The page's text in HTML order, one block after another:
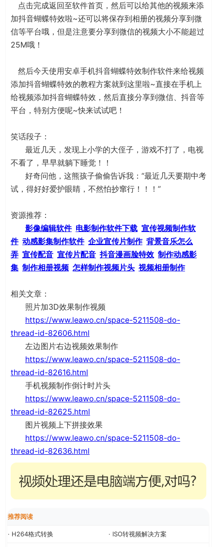
点击完成返回至软件首页，然后可以给其他的视频来添
加抖音蝴蝶特效啦~还可以将保存到相册的视频分享到微
信等平台哦，但是注意要分享到微信的视频大小不能超过
25M哦！
然后今天使用安卓手机抖音蝴蝶特效制作软件来给视频
添加抖音蝴蝶特效的教程方案就到这里啦~直接在手机上
给视频添加抖音蝴蝶特效，然后直接分享到微信、抖音等
平台，特别方便呢~快来试试吧！
笑话段子：
最近几天，发现上小学的大侄子，游戏不打了，电视
不看了，早早就躺下睡觉！！
好奇问他，这熊孩子偷偷告诉我：“最近几天要期中考
试，得好好爱护眼睛，不然怕抄窜行！！！”
资源推荐：
影像编辑软件 电影制作软件下载 宣传视频制作软
件 动感影集制作软件 企业宣传片制作 背景音乐怎么
弄 宣传配音 宣传片配音 抖音漫画脸特效 制作动感影
集 制作相册视频 怎样制作视频片头 视频相册制作
相关文章：
照片加3D效果制作视频
https://www.leawo.cn/space-5211508-do-
thread-id-82606.html
左边图片右边视频效果制作
https://www.leawo.cn/space-5211508-do-
thread-id-82616.html
手机视频制作倒计时片头
https://www.leawo.cn/space-5211508-do-
thread-id-82625.html
图片视频上下拼接效果
https://www.leawo.cn/space-5211508-do-
thread-id-82636.html
推荐阅读
· H264格式转换 · ISO转视频解决方案